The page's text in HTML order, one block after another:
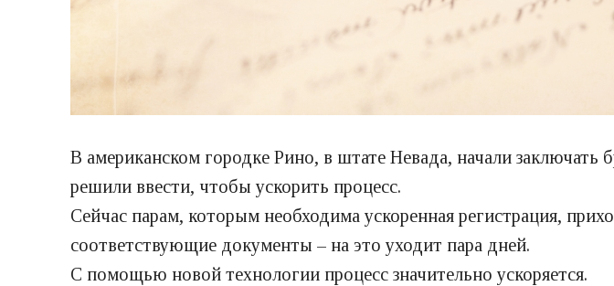
В американском городке Рино, в штате Невада, начали
решили ввести, чтобы ускорить процесс.
Сейчас парам, которым необходима ускоренная регистрация,
соответствующие документы – на это уходит пара дней.
С помощью новой технологии процесс значительно ускоряется.